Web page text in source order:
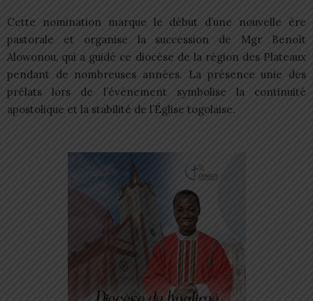
Cette nomination marque le début d’une nouvelle ère
pastorale et organise la succession de Mgr Benoît
Alowonou, qui a guidé ce diocèse de la région des Plateaux
pendant de nombreuses années. La présence unie des
prélats lors de l’événement symbolise la continuité
apostolique et la stabilité de l’Église togolaise.